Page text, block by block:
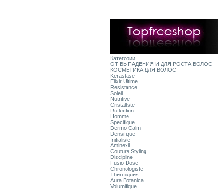
Категории
ОТ ВЫПАДЕНИЯ И ДЛЯ РОСТА ВОЛОС
КОСМЕТИКА ДЛЯ ВОЛОС
Kerastase
Elixir Ultime
Resistance
Soleil
Nutritive
Cristalliste
Reflection
Homme
Specifique
Dermo-Calm
Densifique
Initialiste
Aminexil
Couture Styling
Discipline
Fusio-Dose
Chronologiste
Thermiques
Aura Botanica
Volumifique